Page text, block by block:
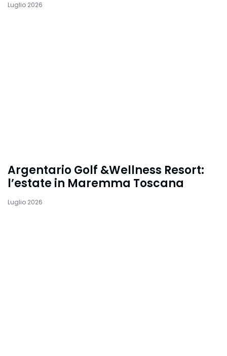
Luglio 2026
Argentario Golf &Wellness Resort:
l’estate in Maremma Toscana
Luglio 2026